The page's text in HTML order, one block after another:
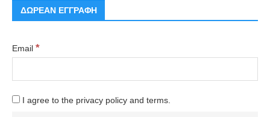
ΔΩΡΕΑΝ ΕΓΓΡΑΦΗ
Email *
I agree to the privacy policy and terms.